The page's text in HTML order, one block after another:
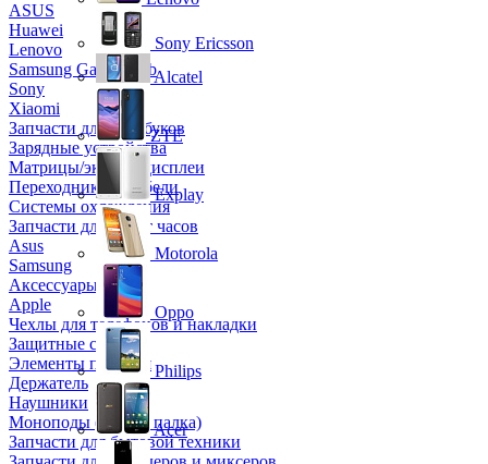
ASUS
Huawei
Lenovo
Samsung Galaxy Tab
Sony
Xiaomi
Запчасти для ноутбуков
Зарядные устройства
Матрицы/экраны/дисплеи
Переходники и кабели
Системы охлаждения
Запчасти для смарт часов
Asus
Samsung
Аксессуары
Apple
Чехлы для телефонов и накладки
Защитные стекла
Элементы питания
Держатель
Наушники
Моноподы (Селфи палка)
Запчасти для бытовой техники
Sony Ericsson
Alcatel
ZTE
Explay
Motorola
Oppo
Philips
Acer